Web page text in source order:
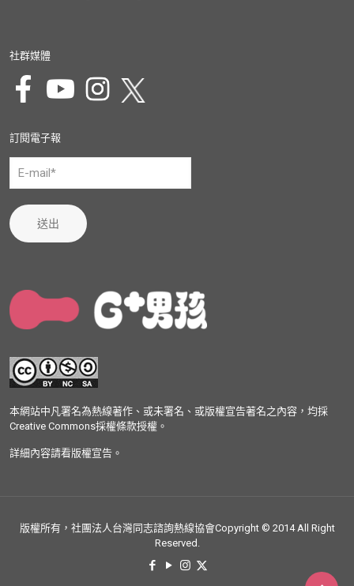
社群媒體
訂閱電子報
送出
本網站中凡署名為熱線著作、或未署名、或版權宣告著名之內容，均採
Creative Commons採權條款授權。
詳細內容請看版權宣告。
版權所有，社團法人台灣同志諮詢熱線協會Copyright © 2014 All Right
Reserved.